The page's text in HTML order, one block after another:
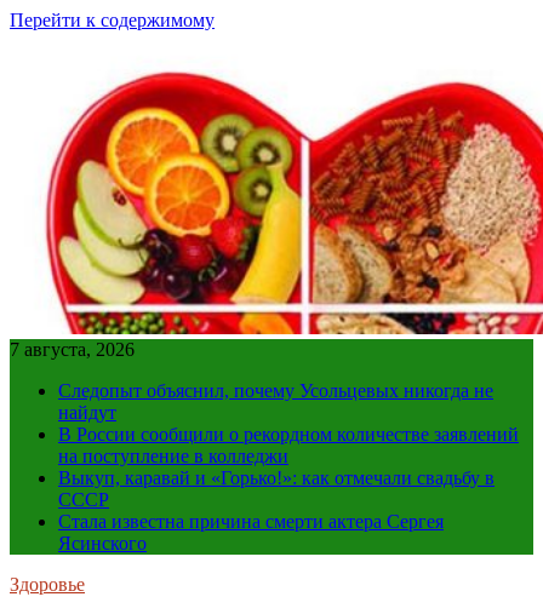
Перейти к содержимому
7 августа, 2026
Следопыт объяснил, почему Усольцевых никогда не
найдут
В России сообщили о рекордном количестве заявлений
на поступление в колледжи
Выкуп, каравай и «Горько!»: как отмечали свадьбу в
СССР
Стала известна причина смерти актера Сергея
Ясинского
Здоровье